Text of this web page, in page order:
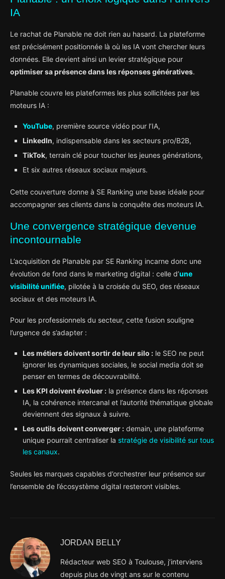
IA
Le rachat de Planable ne doit rien au hasard. La plateforme
est précisément positionnée là où les IA vont chercher leurs
données. Elle devient ainsi un levier stratégique pour
optimiser sa présence dans les réponses génératives.
Planable couvre les plateformes les plus sollicitées par les
moteurs IA :
YouTube, première source vidéo pour l’IA,
LinkedIn, indispensable dans les secteurs pro/B2B,
TikTok, terrain clé pour toucher les jeunes générations,
Et six autres réseaux sociaux majeurs.
Cette couverture donne à SE Ranking une base idéale pour
accompagner ses clients dans la conquête des moteurs IA.
Une convergence stratégique devenue
incontournable
L’acquisition de Planable par SE Ranking incarne donc une
évolution de fond dans le marketing digital : celle d’une
visibilité unifiée, pilotée à la croisée du SEO, des réseaux
sociaux et des moteurs IA.
Pour les professionnels du secteur, cette fusion souligne
l’urgence de s’adapter :
Les métiers doivent sortir de leur silo : le SEO ne peut
ignorer les dynamiques sociales, le social media doit se
penser en termes de découvrabilité.
Les KPI doivent évoluer : la présence dans les réponses
IA, la cohérence intercanal et l’autorité thématique globale
deviennent des signaux à suivre.
Les outils doivent converger : demain, une plateforme
unique pourrait centraliser la stratégie de visibilité sur tous
les canaux.
Seules les marques capables d’orchestrer leur présence sur
l’ensemble de l’écosystème digital resteront visibles.
JORDAN BELLY
Rédacteur web SEO à Toulouse, j’interviens
depuis plus de vingt ans sur le contenu